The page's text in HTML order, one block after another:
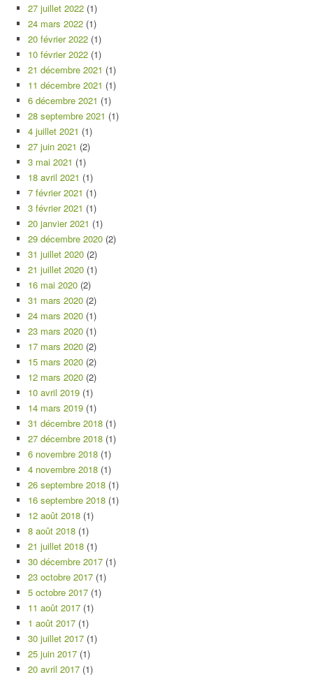
27 juillet 2022 (1)
24 mars 2022 (1)
20 février 2022 (1)
10 février 2022 (1)
21 décembre 2021 (1)
11 décembre 2021 (1)
6 décembre 2021 (1)
28 septembre 2021 (1)
4 juillet 2021 (1)
27 juin 2021 (2)
3 mai 2021 (1)
18 avril 2021 (1)
7 février 2021 (1)
3 février 2021 (1)
20 janvier 2021 (1)
29 décembre 2020 (2)
31 juillet 2020 (2)
21 juillet 2020 (1)
16 mai 2020 (2)
31 mars 2020 (2)
24 mars 2020 (1)
23 mars 2020 (1)
17 mars 2020 (2)
15 mars 2020 (2)
12 mars 2020 (2)
10 avril 2019 (1)
14 mars 2019 (1)
31 décembre 2018 (1)
27 décembre 2018 (1)
6 novembre 2018 (1)
4 novembre 2018 (1)
26 septembre 2018 (1)
16 septembre 2018 (1)
12 août 2018 (1)
8 août 2018 (1)
21 juillet 2018 (1)
30 décembre 2017 (1)
23 octobre 2017 (1)
5 octobre 2017 (1)
11 août 2017 (1)
1 août 2017 (1)
30 juillet 2017 (1)
25 juin 2017 (1)
20 avril 2017 (1)